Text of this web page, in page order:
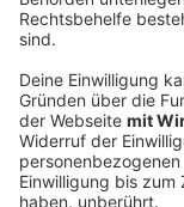
Anzeige
DEG-